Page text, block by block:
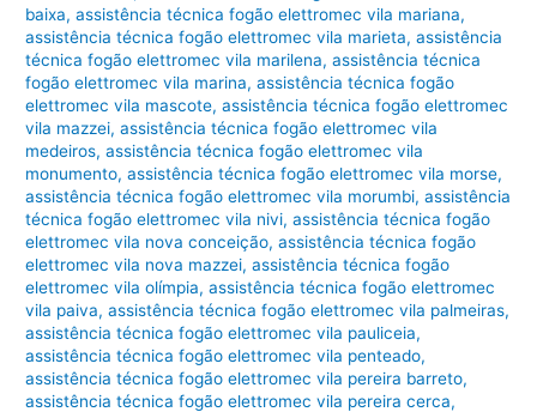
baixa,assistência técnica fogão elettromec vila mariana,
assistência técnica fogão elettromec vila marieta,assistência
técnica fogão elettromec vila marilena,assistência técnica
fogão elettromec vila marina,assistência técnica fogão
elettromec vila mascote,assistência técnica fogão elettromec
vila mazzei,assistência técnica fogão elettromec vila
medeiros,assistência técnica fogão elettromec vila
monumento,assistência técnica fogão elettromec vila morse,
assistência técnica fogão elettromec vila morumbi,assistência
técnica fogão elettromec vila nivi,assistência técnica fogão
elettromec vila nova conceição,assistência técnica fogão
elettromec vila nova mazzei,assistência técnica fogão
elettromec vila olímpia,assistência técnica fogão elettromec
vila paiva,assistência técnica fogão elettromec vila palmeiras,
assistência técnica fogão elettromec vila pauliceia,
assistência técnica fogão elettromec vila penteado,
assistência técnica fogão elettromec vila pereira barreto,
assistência técnica fogão elettromec vila pereira cerca,